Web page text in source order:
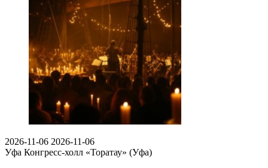
2026-11-06 2026-11-06
Уфа Конгресс-холл «Торатау» (Уфа)